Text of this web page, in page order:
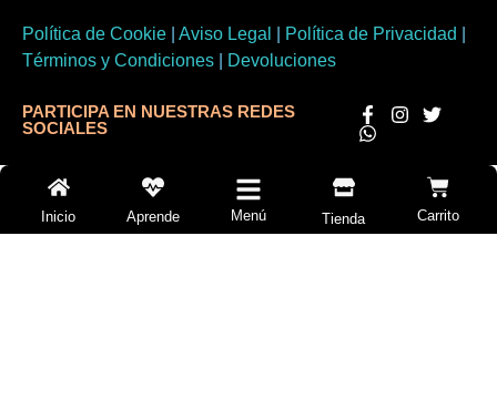
Política de Cookie Aviso Legal Política de Privacidad
Términos y Condiciones
Devoluciones
PARTICIPA EN NUESTRAS REDES
SOCIALES
Inicio Aprende Menú Tienda Carrito